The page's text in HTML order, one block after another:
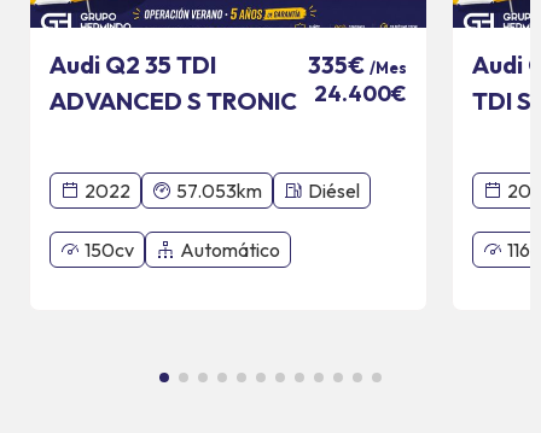
Audi Q2 35 TDI
ADVANCED S TRONIC
335€ /Mes
24.400€
2022 57.053km Diésel
150cv Automático
Audi
TDI